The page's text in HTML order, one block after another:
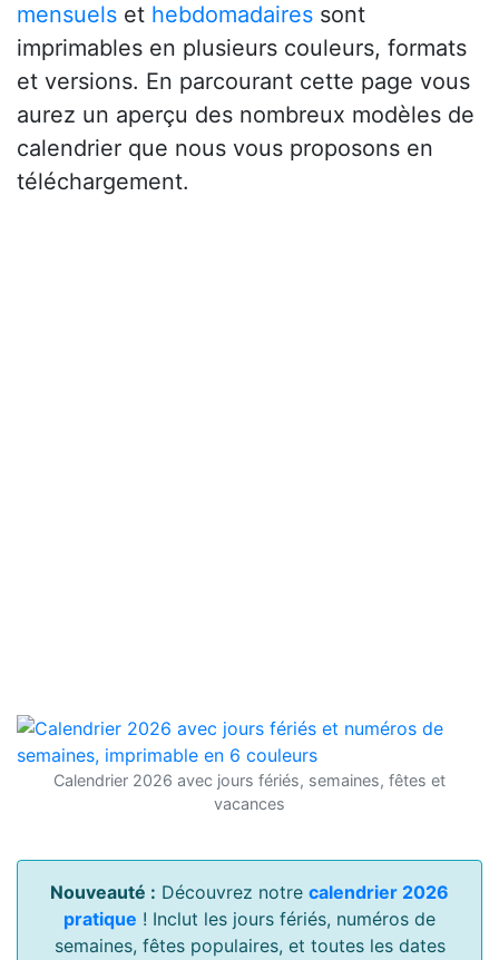
mensuels et hebdomadaires sont
imprimables en plusieurs couleurs, formats
et versions. En parcourant cette page vous
aurez un aperçu des nombreux modèles de
calendrier que nous vous proposons en
téléchargement.
Calendrier 2026 avec jours fériés, semaines, fêtes et
vacances
Nouveauté : Découvrez notre calendrier 2026
pratique ! Inclut les jours fériés, numéros de
semaines, fêtes populaires, et toutes les dates